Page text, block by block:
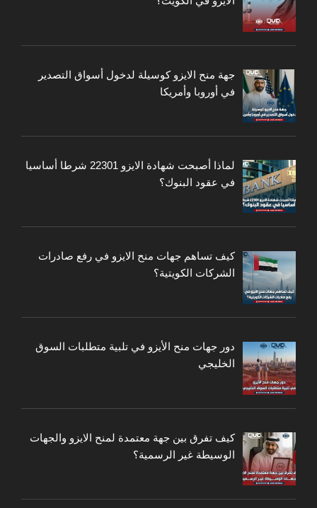
جهة منح الايزو كوسيلة لدخول أسواق التصدير
في أوروبا وأمريكا
لماذا أصبحت شهادة الايزو 22301 شرطا أساسيا
في عقود البنوك؟
كيف تساهم جهات منح الايزو في رفع صادرات
الشركات الكويتية؟
دور جهات منح الأيزو في تلبية متطلبات السوق
الخليجي
كيف تفرق بين جهة معتمدة لمنح الايزو والجهات
الوسيطة غير الرسمية؟